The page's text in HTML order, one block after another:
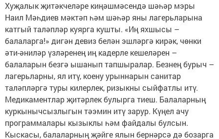
Хуҗалык җитәкчеләре киңәшмәсендә шәһәр мэры
Наил Мәһдиев мәктәп һәм шәһәр яны лагерьларына
катгый таләпләр куярга кушты. «Иң яхшысы –
балаларга!» дигән девиз белән эшләргә кирәк, чөнки
әти-әниләр үзләренең иң кадерле кешеләрен –
балаларын безгә ышанып тапшыралар. Безнең бурыч –
лагерьларны, ял итү, коену урыннарын санитар
таләпләргә туры килерлек, ризыкны сыйфатлы итү.
Медикаментлар җитәрлек булырга тиеш. Балаларның
куркынычсызлыгын тәэмин итү зарур. Күңел ачу
программалары кызыклы һәм файдалы булсын.
Кыскасы, балаларның җәйге ялын бернәрсә дә бозарга